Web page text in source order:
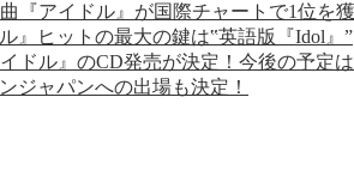
『アイドル』が国際チャートで1位を獲
ル』ヒットの最大の鍵は‟英語版『Idol』”
ドル』のCD発売が決定！今後の予定は
ジャパンへの出場も決定！